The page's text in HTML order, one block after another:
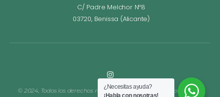
C/ Padre Melchor Nº8
03720, Benissa (Alicante)
© 2024, Todos los derechos reservados. Diseño web Bego Romero.
¿Necesitas ayuda?
¡Habla con nosotras!